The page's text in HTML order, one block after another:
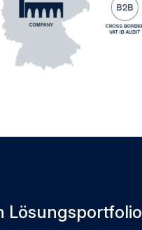
Lösungsportfolio